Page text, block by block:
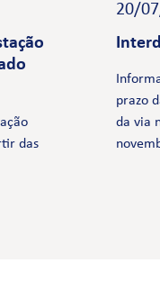
das
20/
prazo
da via